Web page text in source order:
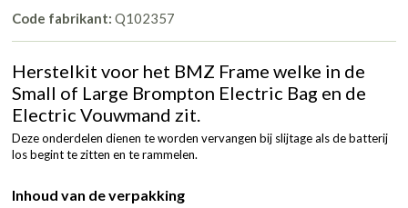
Code fabrikant: Q102357
Herstelkit voor het BMZ Frame welke in de
Small of Large Brompton Electric Bag en de
Electric Vouwmand zit.
Deze onderdelen dienen te worden vervangen bij slijtage als de batterij
los begint te zitten en te rammelen.
Inhoud van de verpakking